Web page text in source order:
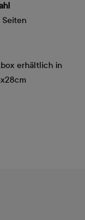
Seiten
erhältlich in